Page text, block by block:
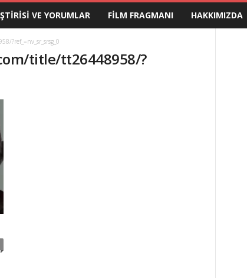
VE YORUMLAR FILM FRAGMANI HAKKIMIZDA
?ref_=nv_sr_srsg_0
title/tt26448958/?